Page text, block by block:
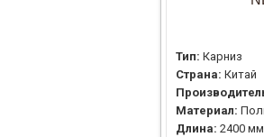
Тип: Карниз
Страна: Китай
Материал:
Длина: 2400 мм